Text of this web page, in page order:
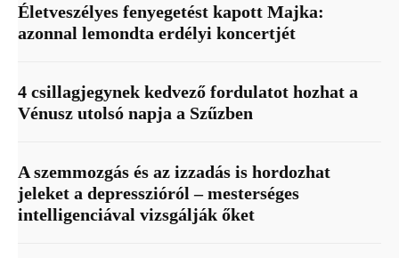
Életveszélyes fenyegetést kapott Majka:
azonnal lemondta erdélyi koncertjét
4 csillagjegynek kedvező fordulatot hozhat a
Vénusz utolsó napja a Szűzben
A szemmozgás és az izzadás is hordozhat
jeleket a depresszióról – mesterséges
intelligenciával vizsgálják őket